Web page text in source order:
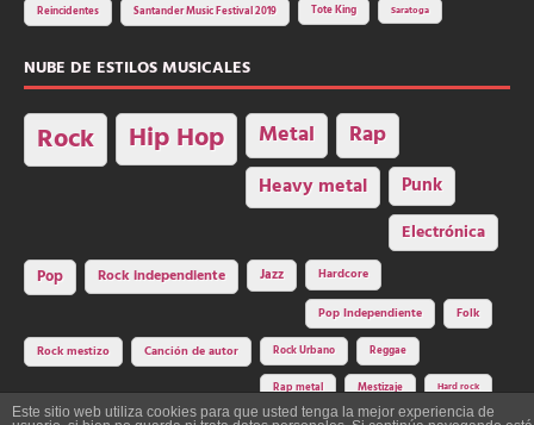
Reincidentes Santander Music Festival 2019 Tote King Saratoga
NUBE DE ESTILOS MUSICALES
Rock Hip Hop Metal Rap
Heavy metal Punk
Electrónica
Pop Rock independiente Jazz Hardcore
Pop Independiente Folk
Rock mestizo Canción de autor Rock Urbano Reggae
Rap metal Mestizaje Hard rock
Este sitio web utiliza cookies para que usted tenga la mejor experiencia de